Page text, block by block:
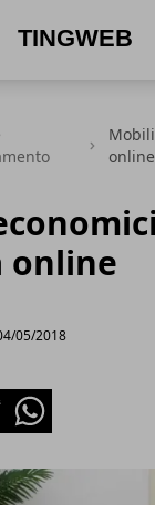
online
online
05/2018
Whatsapp